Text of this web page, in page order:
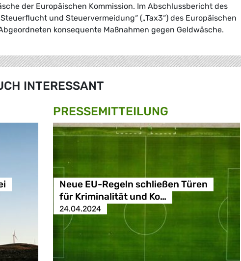
der Europäischen Kommission. Im Abschlussbericht des
und Steuervermeidung“ („Tax3“) des Europäischen
konsequente Maßnahmen gegen Geldwäsche.
INTERESSANT
PRESSE­MITTEILUNG
Neue EU-Regeln schließen Türen
für Kriminalität und Ko…
24.04.2024